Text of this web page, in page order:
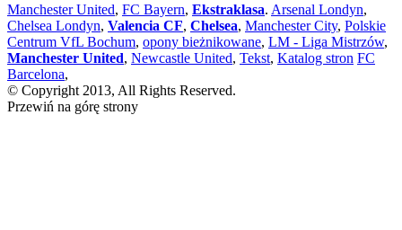
Manchester United, FC Bayern, Ekstraklasa. Arsenal Londyn,
Chelsea Londyn, Valencia CF, Chelsea, Manchester City, Polskie
Centrum VfL Bochum, opony bieżnikowane, LM - Liga Mistrzów,
Manchester United, Newcastle United, Tekst, Katalog stron FC
Barcelona,
© Copyright 2013, All Rights Reserved.
Przewiń na górę strony